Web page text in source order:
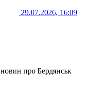
29.07.2026, 16:09
про Бердянськ